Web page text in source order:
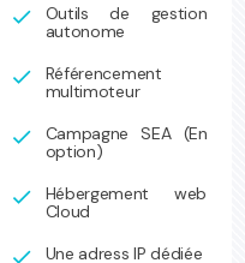
check
Outils de gestion
autonome
check
Référencement
multimoteur
check
Campagne SEA (En
option)
check
Hébergement web
Cloud
check Une adress IP dédiée